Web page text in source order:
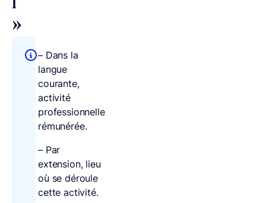
l
»
– Dans la
langue
courante,
activité
professionnelle
rémunérée.
– Par
extension, lieu
où se déroule
cette activité.